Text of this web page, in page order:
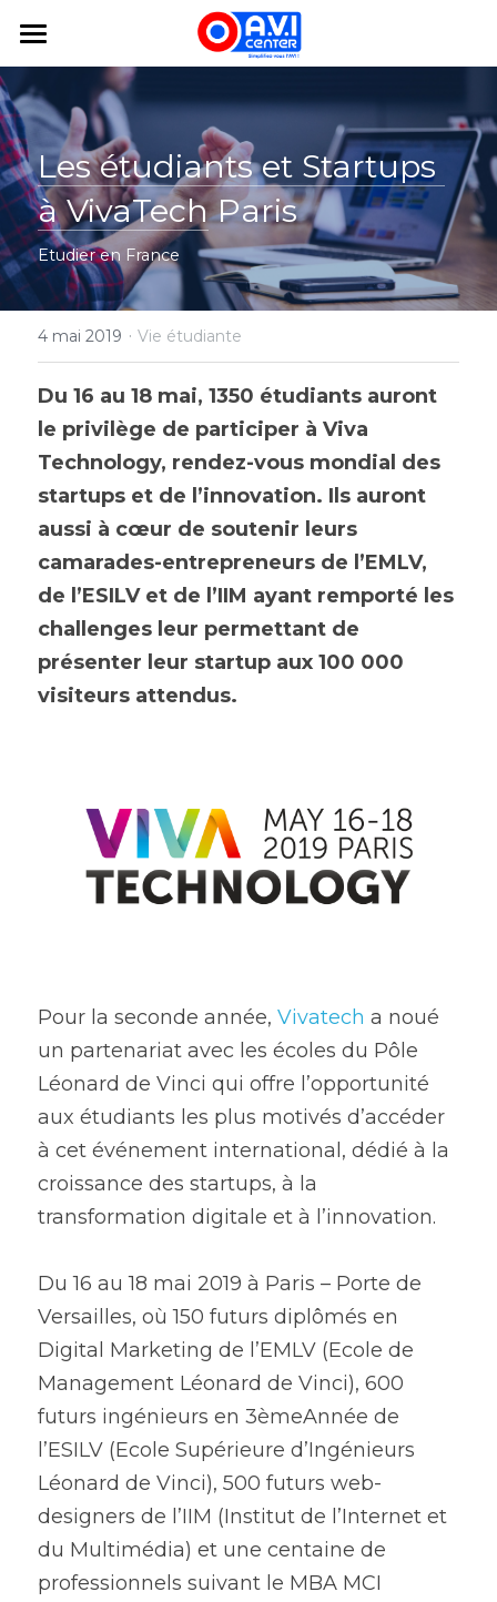
Mon Avi
Mes Services
Mon assurance voyage
logement
Mon projet
Mes études en France
Blog
FAQ
Bourse
app
+33188325450
hello@avicenter.fr
Espace abonné
Les étudiants et Startups
à VivaTech Paris
Etudier en France
4 mai 2019 · Vie étudiante
Du 16 au 18 mai, 1350 étudiants auront
le privilège de participer à Viva
Technology, rendez-vous mondial des
startups et de l’innovation. Ils auront
aussi à cœur de soutenir leurs
camarades-entrepreneurs de l’EMLV,
de l’ESILV et de l’IIM ayant remporté les
challenges leur permettant de
présenter leur startup aux 100 000
visiteurs attendus.
Pour la seconde année, Vivatech a noué
un partenariat avec les écoles du Pôle
Léonard de Vinci qui offre l’opportunité
aux étudiants les plus motivés d’accéder
à cet événement international, dédié à la
croissance des startups, à la
transformation digitale et à l’innovation.
Du 16 au 18 mai 2019 à Paris – Porte de
Versailles, où 150 futurs diplômés en
Digital Marketing de l’EMLV (Ecole de
Management Léonard de Vinci), 600
futurs ingénieurs en 3èmeAnnée de
l’ESILV (Ecole Supérieure d’Ingénieurs
Léonard de Vinci), 500 futurs web-
designers de l’IIM (Institut de l’Internet et
du Multimédia) et une centaine de
professionnels suivant le MBA MCI
LES CATÉGORIES DE LA BOUTIQUE
Toutes les catégories